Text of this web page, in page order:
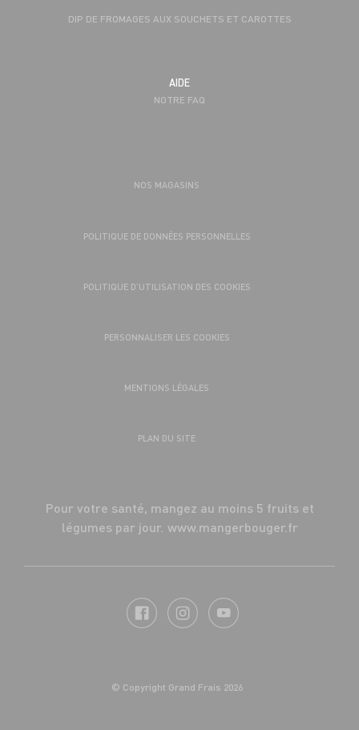
DIP DE FROMAGES AUX SOUCHETS ET CAROTTES
AIDE
NOTRE FAQ
NOS MAGASINS
POLITIQUE DE DONNÉES PERSONNELLES
POLITIQUE D’UTILISATION DES COOKIES
PERSONNALISER LES COOKIES
MENTIONS LÉGALES
PLAN DU SITE
Pour votre santé, mangez au moins 5 fruits et
légumes par jour. www.mangerbouger.fr
© Copyright Grand Frais 2026